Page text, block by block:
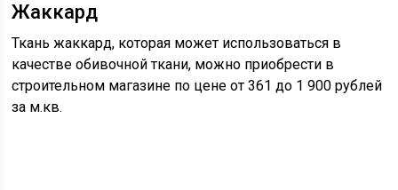
Жаккард
Ткань жаккард, которая может использоваться в
качестве обивочной ткани, можно приобрести в
строительном магазине по цене от 361 до 1 900 рублей
за м.кв.